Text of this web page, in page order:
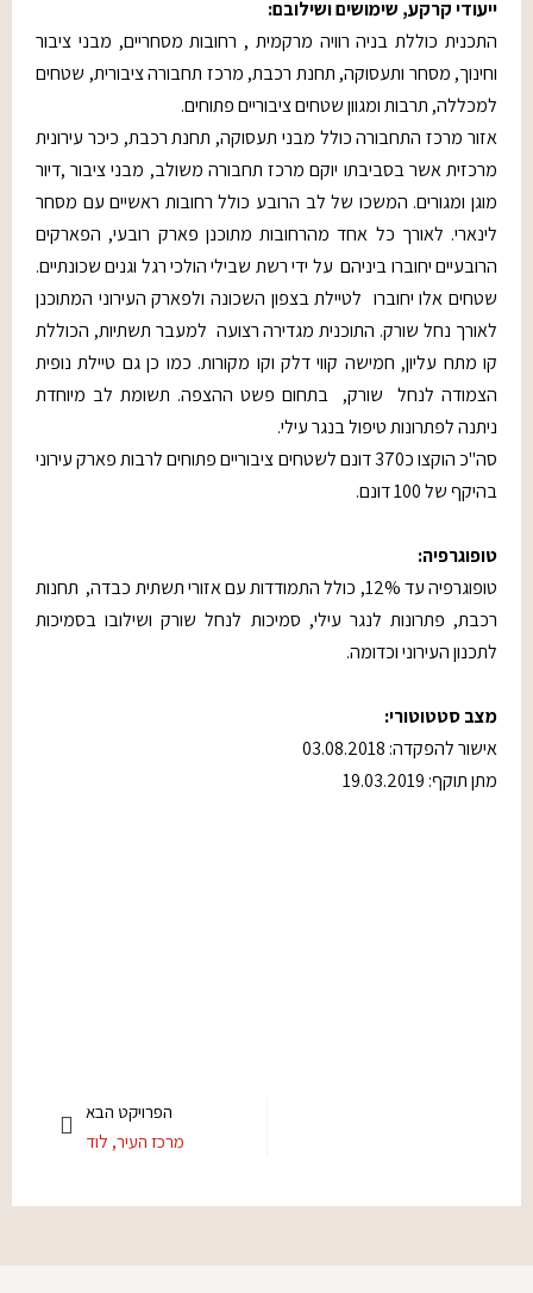
ייעודי קרקע, שימושים ושילובם:
התכנית כוללת בניה רוויה מרקמית , רחובות מסחריים, מבני ציבור
וחינוך, מסחר ותעסוקה, תחנת רכבת, מרכז תחבורה ציבורית, שטחים
למכללה, תרבות ומגוון שטחים ציבוריים פתוחים.
אזור מרכז התחבורה כולל מבני תעסוקה, תחנת רכבת, כיכר עירונית
מרכזית אשר בסביבתו יוקם מרכז תחבורה משולב, מבני ציבור ,דיור
מוגן ומגורים. המשכו של לב הרובע כולל רחובות ראשיים עם מסחר
לינארי. לאורך כל אחד מהרחובות מתוכנן פארק רובעי, הפארקים
הרובעיים יחוברו ביניהם על ידי רשת שבילי הולכי רגל וגנים שכונתיים.
שטחים אלו יחוברו לטיילת בצפון השכונה ולפארק העירוני המתוכנן
לאורך נחל שורק. התוכנית מגדירה רצועה למעבר תשתיות, הכוללת
קו מתח עליון, חמישה קווי דלק וקו מקורות. כמו כן גם טיילת נופית
הצמודה לנחל שורק, בתחום פשט ההצפה. תשומת לב מיוחדת
ניתנה לפתרונות טיפול בנגר עילי.
סה"כ הוקצו כ370 דונם לשטחים ציבוריים פתוחים לרבות פארק עירוני
בהיקף של 100 דונם.
טופוגרפיה:
טופוגרפיה עד 12%, כולל התמודדות עם אזורי תשתית כבדה, תחנות
רכבת, פתרונות לנגר עילי, סמיכות לנחל שורק ושילובו בסמיכות
לתכנון העירוני וכדומה.
מצב סטטוטורי:
אישור להפקדה: 03.08.2018
מתן תוקף: 19.03.2019
הפרויקט הבא
מרכז העיר, לוד